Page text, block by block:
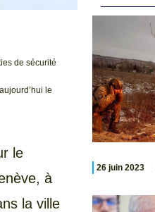
de sécurité
le
le
à
la ville
26 juin 2023